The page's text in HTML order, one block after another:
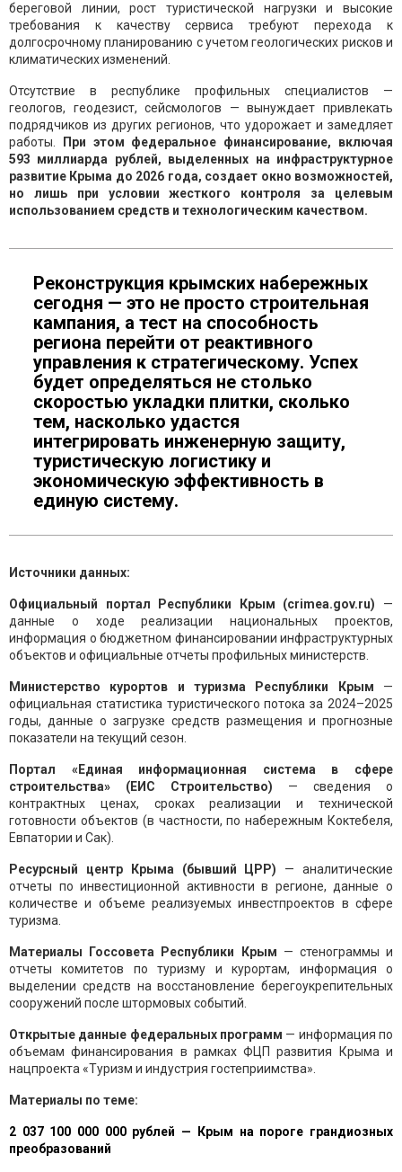
береговой линии, рост туристической нагрузки и высокие
требования к качеству сервиса требуют перехода к
долгосрочному планированию с учетом геологических рисков и
климатических изменений.
Отсутствие в республике профильных специалистов —
геологов, геодезист, сейсмологов — вынуждает привлекать
подрядчиков из других регионов, что удорожает и замедляет
работы.
При этом федеральное финансирование, включая
593 миллиарда рублей, выделенных на инфраструктурное
развитие Крыма до 2026 года, создает окно возможностей,
но лишь при условии жесткого контроля за целевым
использованием средств и технологическим качеством.
Реконструкция крымских набережных
сегодня — это не просто строительная
кампания, а тест на способность
региона перейти от реактивного
управления к стратегическому. Успех
будет определяться не столько
скоростью укладки плитки, сколько
тем, насколько удастся
интегрировать инженерную защиту,
туристическую логистику и
экономическую эффективность в
единую систему.
Источники данных:
Официальный портал Республики Крым (crimea.gov.ru) —
данные о ходе реализации национальных проектов,
информация о бюджетном финансировании инфраструктурных
объектов и официальные отчеты профильных министерств.
Министерство курортов и туризма Республики Крым —
официальная статистика туристического потока за 2024–2025
годы, данные о загрузке средств размещения и прогнозные
показатели на текущий сезон.
Портал «Единая информационная система в сфере
строительства» (ЕИС Строительство) — сведения о
контрактных ценах, сроках реализации и технической
готовности объектов (в частности, по набережным Коктебеля,
Евпатории и Сак).
Ресурсный центр Крыма (бывший ЦРР) — аналитические
отчеты по инвестиционной активности в регионе, данные о
количестве и объеме реализуемых инвестпроектов в сфере
туризма.
Материалы Госсовета Республики Крым — стенограммы и
отчеты комитетов по туризму и курортам, информация о
выделении средств на восстановление берегоукрепительных
сооружений после штормовых событий.
Открытые данные федеральных программ — информация по
объемам финансирования в рамках ФЦП развития Крыма и
нацпроекта «Туризм и индустрия гостеприимства».
Материалы по теме:
2 037 100 000 000 рублей — Крым на пороге грандиозных
преобразований